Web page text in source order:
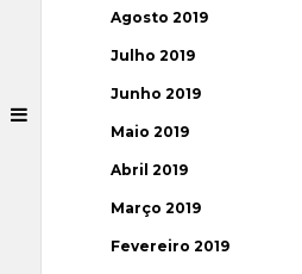
Agosto 2019
Julho 2019
Junho 2019
Maio 2019
Abril 2019
Março 2019
Fevereiro 2019